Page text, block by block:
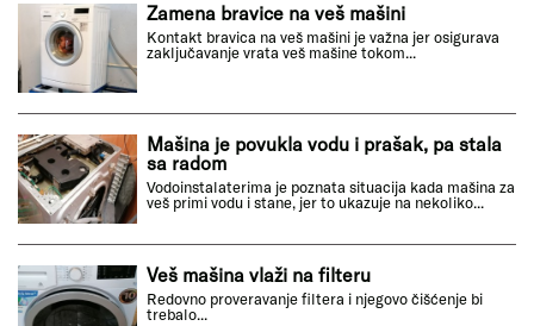
Zamena bravice na veš mašini
Kontakt bravica na veš mašini je važna jer osigurava
zaključavanje vrata veš mašine tokom...
Mašina je povukla vodu i prašak, pa stala
sa radom
Vodoinstalaterima je poznata situacija kada mašina za
veš primi vodu i stane, jer to ukazuje na nekoliko...
Veš mašina vlaži na filteru
Redovno proveravanje filtera i njegovo čišćenje bi
trebalo...